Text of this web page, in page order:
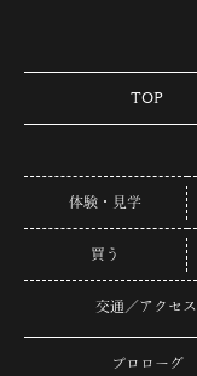
TOP
体験・見学
買う
交通／アクセス
プロローグ